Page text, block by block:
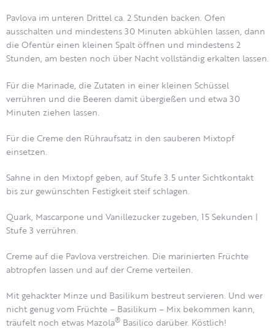
Pavlova im unteren Drittel ca. 2 Stunden backen. Ofen
ausschalten und mindestens 30 Minuten abkühlen lassen, dann
die Ofentür einen kleinen Spalt öffnen und mindestens 2
Stunden, am besten noch über Nacht vollständig erkalten lassen.
Für die Marinade, die Zutaten in einer kleinen Schüssel
verrühren und die Beeren damit übergießen und etwa 30
Minuten ziehen lassen.
Für die Creme den Rühraufsatz in den sauberen Mixtopf
einsetzen.
Sahne in den Mixtopf geben, auf Stufe 3.5 unter Sichtkontakt
bis zur gewünschten Festigkeit steif schlagen.
Quark, Mascarpone und Vanillezucker zugeben, 15 Sekunden |
Stufe 3 verrühren.
Creme auf die Pavlova verstreichen. Die marinierten Früchte
abtropfen lassen und auf der Creme verteilen.
Mit gehackter Minze und Basilikum bestreut servieren. Und wer
nicht genug vom Früchte – Basilikum – Mix bekommen kann,
träufelt noch etwas Mazola® Basilico darüber. Köstlich!